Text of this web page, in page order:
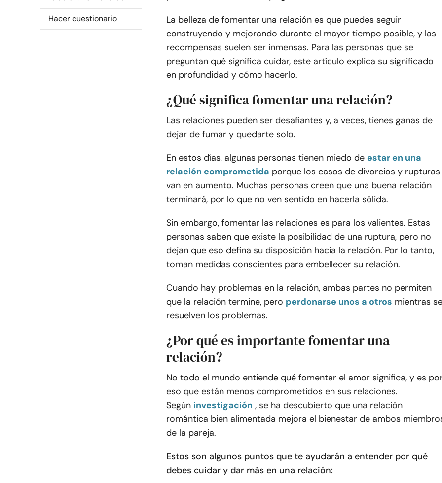
Hacer cuestionario
La belleza de fomentar una relación es que puedes seguir
construyendo y mejorando durante el mayor tiempo posible, y las
recompensas suelen ser inmensas. Para las personas que se
preguntan qué significa cuidar, este artículo explica su significado
en profundidad y cómo hacerlo.
¿Qué significa fomentar una relación?
Las relaciones pueden ser desafiantes y, a veces, tienes ganas de
dejar de fumar y quedarte solo.
En estos días, algunas personas tienen miedo de estar en una
relación comprometida porque los casos de divorcios y rupturas
van en aumento. Muchas personas creen que una buena relación
terminará, por lo que no ven sentido en hacerla sólida.
Sin embargo, fomentar las relaciones es para los valientes. Estas
personas saben que existe la posibilidad de una ruptura, pero no
dejan que eso defina su disposición hacia la relación. Por lo tanto,
toman medidas conscientes para embellecer su relación.
Cuando hay problemas en la relación, ambas partes no permiten
que la relación termine, pero perdonarse unos a otros mientras se
resuelven los problemas.
¿Por qué es importante fomentar una
relación?
No todo el mundo entiende qué fomentar el amor significa, y es
eso que están menos comprometidos en sus relaciones.
Según investigación , se ha descubierto que una relación
romántica bien alimentada mejora el bienestar de ambos
de la pareja.
Estos son algunos puntos que te ayudarán a entender por qué
debes cuidar y dar más en una relación: